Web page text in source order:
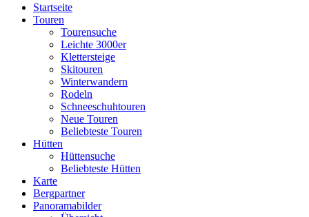
Startseite
Touren
Tourensuche
Leichte 3000er
Klettersteige
Skitouren
Winterwandern
Rodeln
Schneeschuhtouren
Neue Touren
Beliebteste Touren
Hütten
Hüttensuche
Beliebteste Hütten
Karte
Bergpartner
Panoramabilder